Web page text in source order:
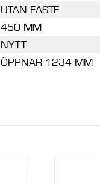
UTAN FÄSTE
450 MM
NYTT
ÖPPNAR 1234 MM